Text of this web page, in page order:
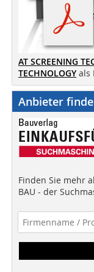
AT SCREENING
TECHNOLOGY als
Anbieter
Finden Sie mehr
BAU - der